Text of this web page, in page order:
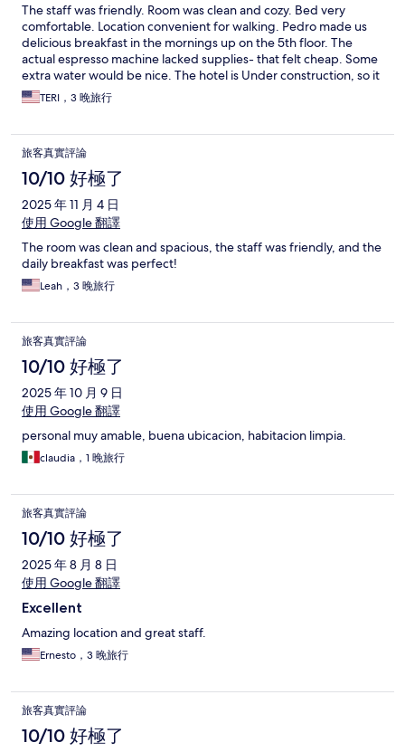
The staff was friendly. Room was clean and cozy. Bed very
comfortable. Location convenient for walking. Pedro made us
delicious breakfast in the mornings up on the 5th floor. The
actual espresso machine lacked supplies- that felt cheap. Some
extra water would be nice. The hotel is Under construction, so it
is noisy and also we could not take stairs. It will be so nice when
they finish. Should I get a discount though? We loved the sauna
TERI，3 晚旅行
旅客真實評論
10/10 好極了
2025 年 11 月 4 日
使用 Google 翻譯
The room was clean and spacious, the staff was friendly, and the
daily breakfast was perfect!
Leah，3 晚旅行
旅客真實評論
10/10 好極了
2025 年 10 月 9 日
使用 Google 翻譯
personal muy amable, buena ubicacion, habitacion limpia.
claudia，1 晚旅行
旅客真實評論
10/10 好極了
2025 年 8 月 8 日
使用 Google 翻譯
Excellent
Amazing location and great staff.
Ernesto，3 晚旅行
旅客真實評論
10/10 好極了